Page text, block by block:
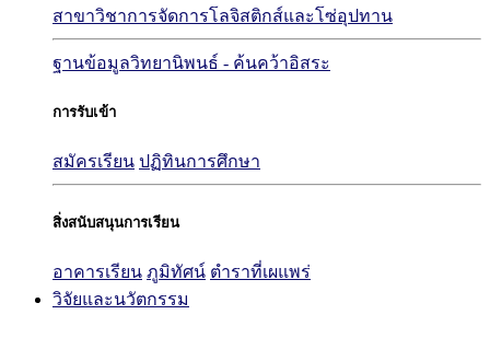
สาขาวิชาการจัดการโลจิสติกส์และโซ่อุปทาน
ฐานข้อมูลวิทยานิพนธ์ - ค้นคว้าอิสระ
การรับเข้า
สมัครเรียน ปฏิทินการศึกษา
สิ่งสนับสนุนการเรียน
อาคารเรียน ภูมิทัศน์ ตำราที่เผแพร่
วิจัยและนวัตกรรม